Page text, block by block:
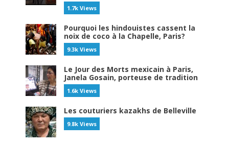
1.7k Views
Pourquoi les hindouistes cassent la
noix de coco à la Chapelle, Paris?
9.3k Views
Le Jour des Morts mexicain à Paris,
Janela Gosain, porteuse de tradition
1.6k Views
Les couturiers kazakhs de Belleville
9.8k Views